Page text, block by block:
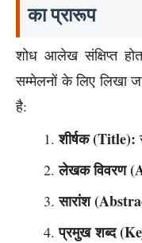
का प्रारूप
शोध आलेख संक्षिप्त
सम्मेलनों के लिए लिखा
है:
शीर्षक (Title):
लेखक विवरण
सारांश
प्रमुख शब्द